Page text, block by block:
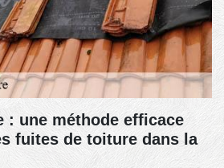
: une méthode efficace
fuites de toiture dans la